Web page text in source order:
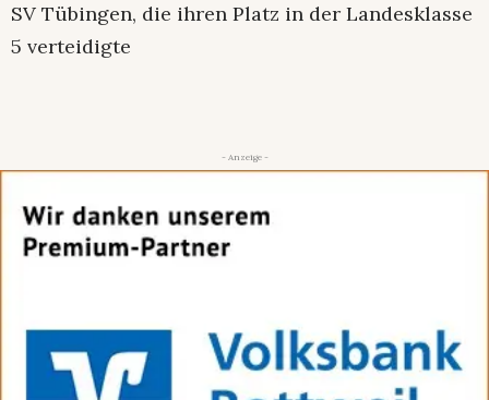
SV Tübingen, die ihren Platz in der Landesklasse
5 verteidigte
- Anzeige -